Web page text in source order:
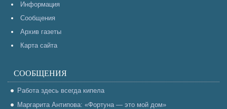
Информация
Сообщения
Архив газеты
Карта сайта
СООБЩЕНИЯ
Работа здесь всегда кипела
Маргарита Антипова: «Фортуна — это мой дом»